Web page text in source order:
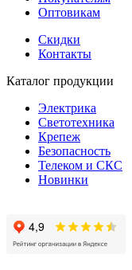
Оптовикам
Скидки
Контакты
Каталог продукции
Электрика
Светотехника
Крепеж
Безопасность
Телеком и СКС
Новинки